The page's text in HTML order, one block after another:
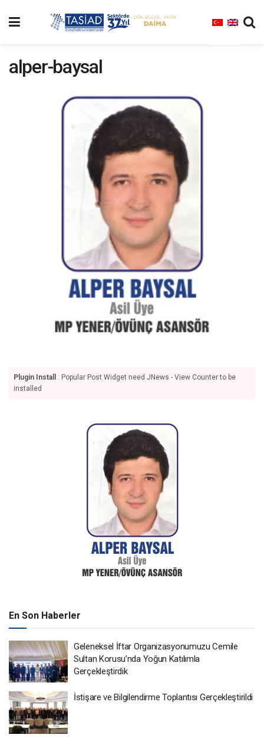
alper-baysal
Plugin Install
: Popular Post Widget need JNews - View Counter to be
installed
En Son Haberler
Geleneksel İftar Organizasyonumuzu Cemile
Sultan Korusu’nda Yoğun Katılımla
Gerçekleştirdik
İstişare ve Bilgilendirme Toplantısı Gerçekleştirildi